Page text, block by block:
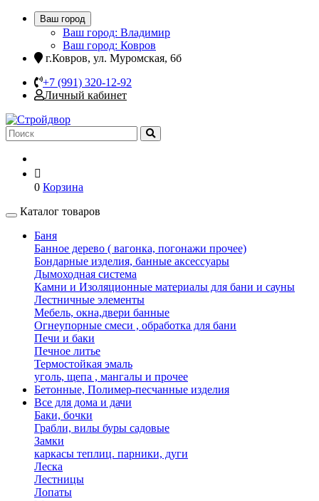
Ваш город
Ваш город: Владимир
Ваш город: Ковров
г.Ковров, ул. Муромская, 6б
+7 (991) 320-12-92
Личный кабинет
0 Корзина
Каталог товаров
Баня
Банное дерево ( вагонка, погонажи прочее)
Бондарные изделия, банные аксессуары
Дымоходная система
Камни и Изоляционные материалы для бани и сауны
Лестничные элементы
Мебель, окна,двери банные
Огнеупорные смеси , обработка для бани
Печи и баки
Печное литье
Термостойкая эмаль
уголь, щепа , мангалы и прочее
Бетонные, Полимер-песчанные изделия
Все для дома и дачи
Баки, бочки
Грабли, вилы буры садовые
Замки
каркасы теплиц. парники, дуги
Леска
Лестницы
Лопаты